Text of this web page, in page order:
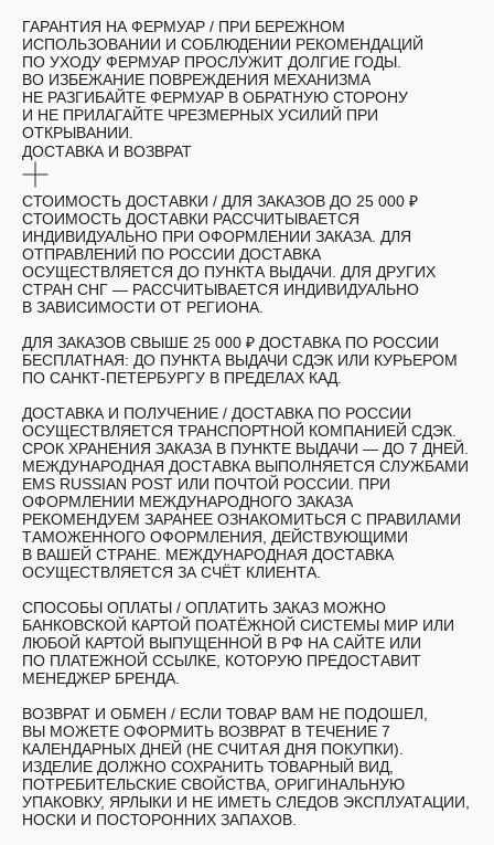
ГАРАНТИЯ НА ФЕРМУАР / ПРИ БЕРЕЖНОМ
ИСПОЛЬЗОВАНИИ И СОБЛЮДЕНИИ РЕКОМЕНДАЦИЙ
ПО УХОДУ ФЕРМУАР ПРОСЛУЖИТ ДОЛГИЕ ГОДЫ.
ВО ИЗБЕЖАНИЕ ПОВРЕЖДЕНИЯ МЕХАНИЗМА
НЕ РАЗГИБАЙТЕ ФЕРМУАР В ОБРАТНУЮ СТОРОНУ
И НЕ ПРИЛАГАЙТЕ ЧРЕЗМЕРНЫХ УСИЛИЙ ПРИ
ОТКРЫВАНИИ.
ДОСТАВКА И ВОЗВРАТ
СТОИМОСТЬ ДОСТАВКИ / ДЛЯ ЗАКАЗОВ ДО 25 000 ₽
СТОИМОСТЬ ДОСТАВКИ РАССЧИТЫВАЕТСЯ
ИНДИВИДУАЛЬНО ПРИ ОФОРМЛЕНИИ ЗАКАЗА. ДЛЯ
ОТПРАВЛЕНИЙ ПО РОССИИ ДОСТАВКА
ОСУЩЕСТВЛЯЕТСЯ ДО ПУНКТА ВЫДАЧИ. ДЛЯ ДРУГИХ
СТРАН СНГ — РАССЧИТЫВАЕТСЯ ИНДИВИДУАЛЬНО
В ЗАВИСИМОСТИ ОТ РЕГИОНА.
ДЛЯ ЗАКАЗОВ СВЫШЕ 25 000 ₽ ДОСТАВКА ПО РОССИИ
БЕСПЛАТНАЯ: ДО ПУНКТА ВЫДАЧИ СДЭК ИЛИ КУРЬЕРОМ
ПО САНКТ-ПЕТЕРБУРГУ В ПРЕДЕЛАХ КАД.
ДОСТАВКА И ПОЛУЧЕНИЕ / ДОСТАВКА ПО РОССИИ
ОСУЩЕСТВЛЯЕТСЯ ТРАНСПОРТНОЙ КОМПАНИЕЙ СДЭК.
СРОК ХРАНЕНИЯ ЗАКАЗА В ПУНКТЕ ВЫДАЧИ — ДО 7 ДНЕЙ.
МЕЖДУНАРОДНАЯ ДОСТАВКА ВЫПОЛНЯЕТСЯ СЛУЖБАМИ
EMS RUSSIAN POST ИЛИ ПОЧТОЙ РОССИИ. ПРИ
ОФОРМЛЕНИИ МЕЖДУНАРОДНОГО ЗАКАЗА
РЕКОМЕНДУЕМ ЗАРАНЕЕ ОЗНАКОМИТЬСЯ С ПРАВИЛАМИ
ТАМОЖЕННОГО ОФОРМЛЕНИЯ, ДЕЙСТВУЮЩИМИ
В ВАШЕЙ СТРАНЕ. МЕЖДУНАРОДНАЯ ДОСТАВКА
ОСУЩЕСТВЛЯЕТСЯ ЗА СЧЁТ КЛИЕНТА.
СПОСОБЫ ОПЛАТЫ / ОПЛАТИТЬ ЗАКАЗ МОЖНО
БАНКОВСКОЙ КАРТОЙ ПОАТЁЖНОЙ СИСТЕМЫ МИР ИЛИ
ЛЮБОЙ КАРТОЙ ВЫПУЩЕННОЙ В РФ НА САЙТЕ ИЛИ
ПО ПЛАТЕЖНОЙ ССЫЛКЕ, КОТОРУЮ ПРЕДОСТАВИТ
МЕНЕДЖЕР БРЕНДА.
ВОЗВРАТ И ОБМЕН / ЕСЛИ ТОВАР ВАМ НЕ ПОДОШЕЛ,
ВЫ МОЖЕТЕ ОФОРМИТЬ ВОЗВРАТ В ТЕЧЕНИЕ 7
КАЛЕНДАРНЫХ ДНЕЙ (НЕ СЧИТАЯ ДНЯ ПОКУПКИ).
ИЗДЕЛИЕ ДОЛЖНО СОХРАНИТЬ ТОВАРНЫЙ ВИД,
ПОТРЕБИТЕЛЬСКИЕ СВОЙСТВА, ОРИГИНАЛЬНУЮ
УПАКОВКУ, ЯРЛЫКИ И НЕ ИМЕТЬ СЛЕДОВ ЭКСПЛУАТАЦИИ,
НОСКИ И ПОСТОРОННИХ ЗАПАХОВ.